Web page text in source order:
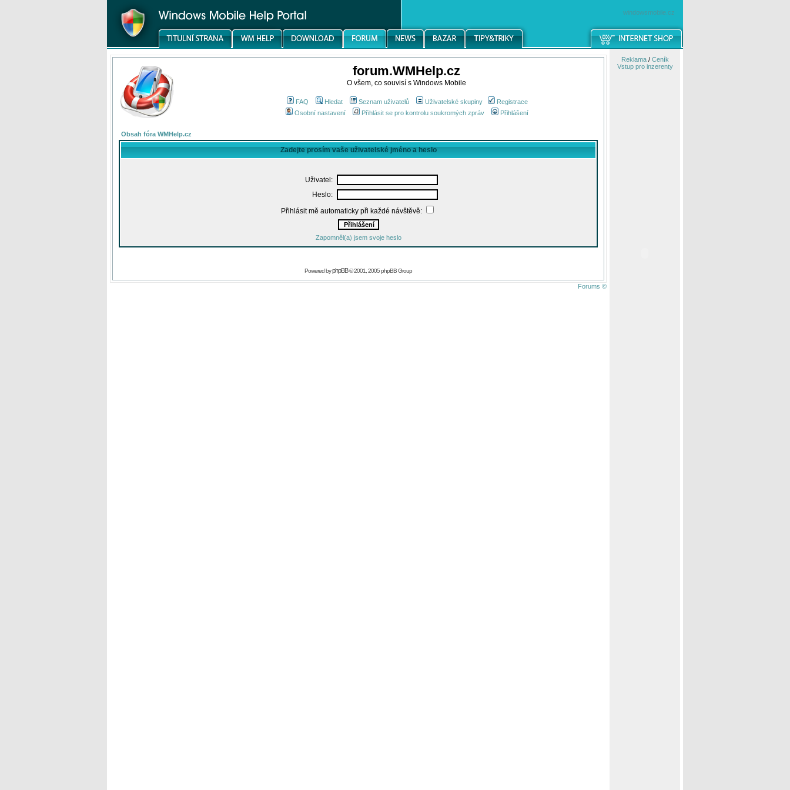
windowsmobile.cz
forum.WMHelp.cz
O všem, co souvisí s Windows Mobile
FAQ Hledat Seznam uživatelů Uživatelské skupiny
Registrace
Osobní nastavení
Přihlásit se pro kontrolu soukromých zpráv Přihlášení
Obsah fóra WMHelp.cz
Zadejte prosím vaše uživatelské jméno a heslo
Uživatel:
Heslo:
Přihlásit mě automaticky při každé návštěvě:
Zapomněl(a) jsem svoje heslo
Powered byphpBB© 2001, 2005 phpBB Group
Forums ©
Reklama/ Ceník
Vstup pro inzerenty